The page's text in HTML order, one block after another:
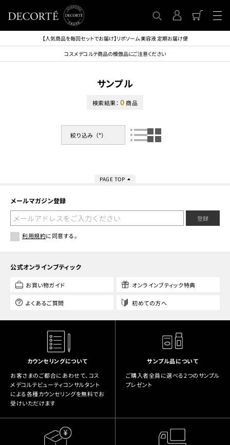
【人気商品を毎回セットでお届け】リポソーム 美容液 定期お届け便
コスメデコルテ商品の模倣品にご注意ください
サンプル
検索結果： 0商品
絞り込み（*）
PAGE TOP
メールマガジン登録
登録
利用規約に同意する。
公式オンラインブティック
お買い物ガイド オンラインブティック特典
よくあるご質問 初めての方へ
カウンセリングについて
お客さまのご都合にあわせて、コス
メデコルテビューティコンサルタント
による各種カウンセリングを無料でお
受けいただけます
サンプル品について
ご購入者全員に選べる2つのサンプル
プレゼント